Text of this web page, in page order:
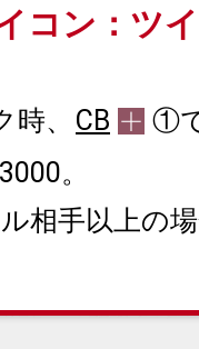
コン：ツ
時、 CB
①
。
ル相手以上の